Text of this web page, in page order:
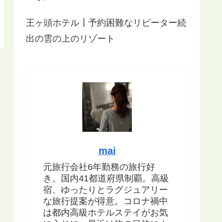
王ヶ頭ホテル┃予約困難なリピーター続
出の雲の上のリゾート
mai
元旅行会社6年勤務の旅行好
き。国内41都道府県制覇。高級
宿、ゆったりとラグジュアリー
な旅行提案が得意。コロナ禍中
は都内高級ホテルステイがお気